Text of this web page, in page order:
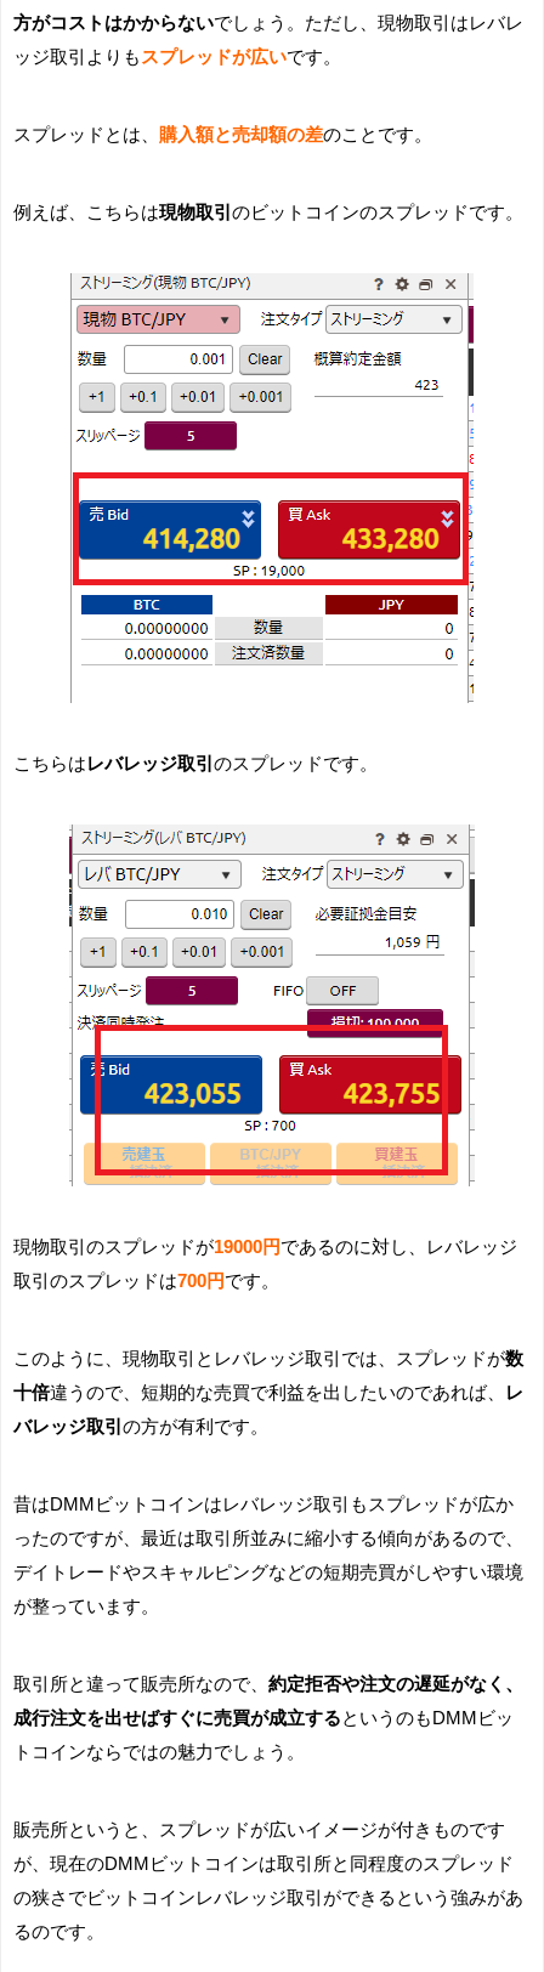
方がコストはかからないでしょう。ただし、現物取引はレバレ
ッジ取引よりも スプレッドが広いです。
スプレッドとは、 購入額と売却額の差のことです。
例えば、こちらは現物取引 のビットコインのスプレッドです。
こちらは レバレッジ取引 のスプレッドです。
現物取引のスプレッドが19000円 であるのに対し、レバレッジ
取引のスプレッドは700円 です。
このように、現物取引とレバレッジ取引では、スプレッドが数
十倍違うので、短期的な売買で利益を出したいのであれば、
レ
バレッジ取引 の方が有利です。
昔はDMMビットコインはレバレッジ取引もスプレッドが広か
ったのですが、最近は取引所並みに縮小する傾向があるので、
デイトレードやスキャルピングなどの短期売買がしやすい環境
が整っています。
取引所と違って販売所なので、 約定拒否や注文の遅延がなく、
成行注文を出せばすぐに売買が成立する というのもDMMビッ
トコインならではの魅力でしょう。
販売所というと、スプレッドが広いイメージが付きものです
が、現在のDMMビットコインは取引所と同程度のスプレッド
の狭さでビットコインレバレッジ取引ができるという強みがあ
るのです。